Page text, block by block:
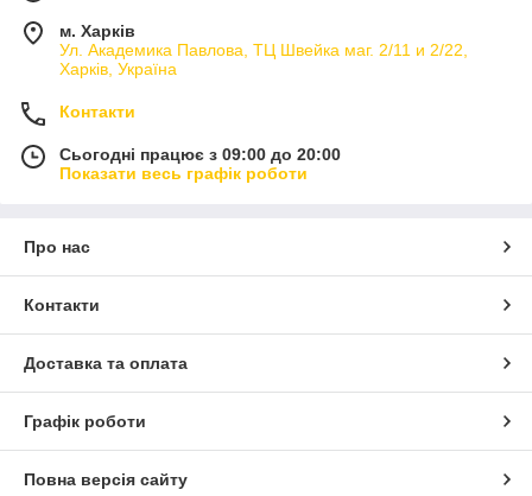
м. Харків
Ул. Академика Павлова, ТЦ Швейка маг. 2/11 и 2/22,
Харків, Україна
Контакти
Сьогодні працює з 09:00 до 20:00
Показати весь графік роботи
Про нас
Контакти
Доставка та оплата
Графік роботи
Повна версія сайту